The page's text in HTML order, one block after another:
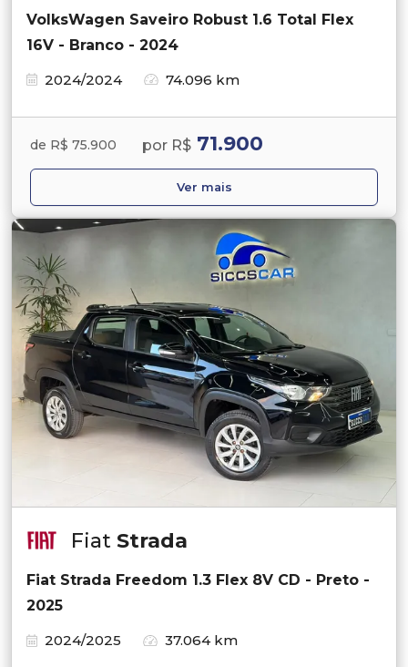
VolksWagen Saveiro Robust 1.6 Total Flex
16V - Branco - 2024
2024/2024
74.096 km
de R$ 75.900 por R$ 71.900
Ver mais
Fiat Strada
Fiat Strada Freedom 1.3 Flex 8V CD - Preto -
2025
2024/2025
37.064 km